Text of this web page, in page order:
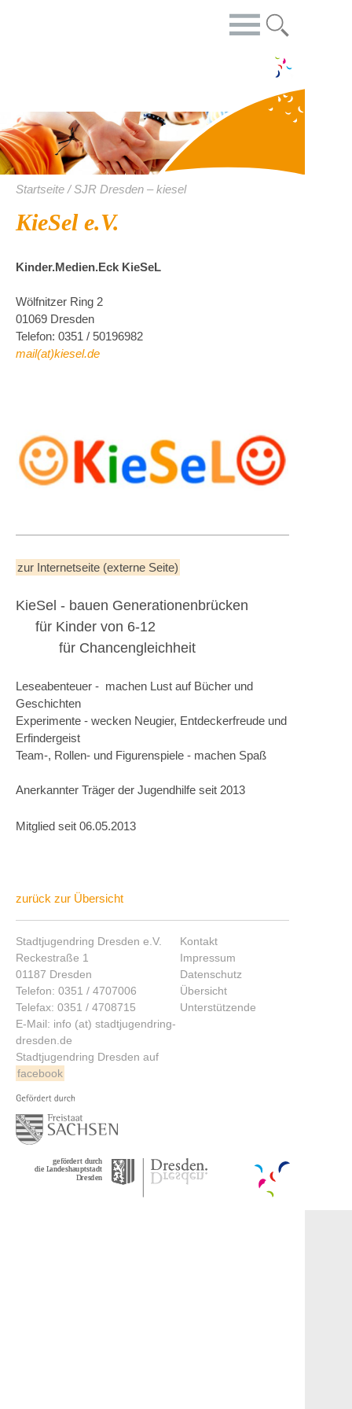
KieSel e.V.
Kinder.Medien.Eck KieSeL
Wölfnitzer Ring 2
01069 Dresden
Telefon: 0351 / 50196982
mail(at)kiesel.de
zur Internetseite (externe Seite)
KieSel - bauen Generationenbrücken
für Kinder von 6-12
für Chancengleichheit
Leseabenteuer - machen Lust auf Bücher und
Geschichten
Experimente - wecken Neugier, Entdeckerfreude und
Erfindergeist
Team-, Rollen- und Figurenspiele - machen Spaß
Anerkannter Träger der Jugendhilfe seit 2013
Mitglied seit 06.05.2013
zurück zur Übersicht
Stadtjugendring Dresden e.V.
Reckestraße 1
01187 Dresden
Telefon: 0351 / 4707006
Telefax: 0351 / 4708715
E-Mail: info (at) stadtjugendring-
dresden.de
Stadtjugendring Dresden auf
facebook
Kontakt
Impressum
Datenschutz
Übersicht
Unterstützende
Startseite / SJR Dresden – kiesel